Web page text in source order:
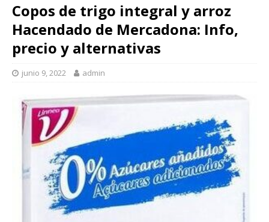
Copos de trigo integral y arroz
Hacendado de Mercadona: Info,
precio y alternativas
junio 9, 2022 admin